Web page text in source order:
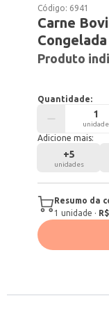
Código: 6941
Carne
Produto
Quantidade:
unidade
Adicione mais:
+5
unidades
Resumo da
1 unidade ·